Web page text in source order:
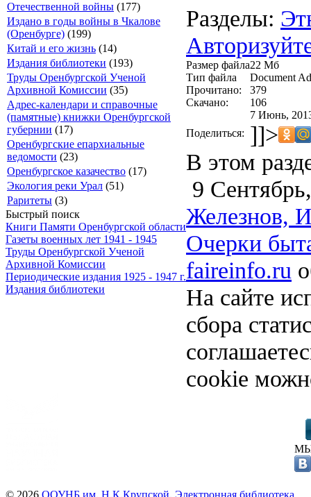
Отечественной войны (177)
Издано в годы войны в Чкалове
(Оренбурге) (199)
Китай и его жизнь (14)
Издания библиотеки (193)
Труды Оренбургской Ученой
Архивной Комиссии (35)
Адрес-календари и справочные
(памятные) книжки Оренбургской
губернии (17)
Оренбургские епархиальные
ведомости (23)
Оренбургское казачество (17)
Экология реки Урал (51)
Раритеты (3)
Быстрый поиск
Книги Памяти Оренбургской области
Газеты военных лет 1941 - 1945
Труды Оренбургской Ученой
Архивной Комиссии
Периодические издания 1925 - 1947 г.
Издания библиотеки
Разделы:
Размер файла22 Мб
Тип файла
Document
Прочитано:
379
Скачано:
106
7 Июнь,
Поделиться: ]]>
В этом
9
Железнов,
Очерки
faireinfo.ru
На сайте
сбора
cookie
© 2026 ООУНБ им. Н.К.Крупской. Электронная библиотека